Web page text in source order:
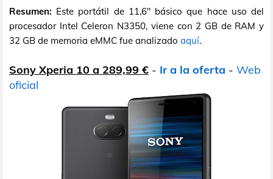
Resumen: Este portátil de 11,6" básico que hace uso del
procesador Intel Celeron N3350, viene con 2 GB de RAM y
32 GB de memoria eMMC fue analizado aquí.
Sony Xperia 10 a 289,99 € - Ir a la oferta - Web
oficial